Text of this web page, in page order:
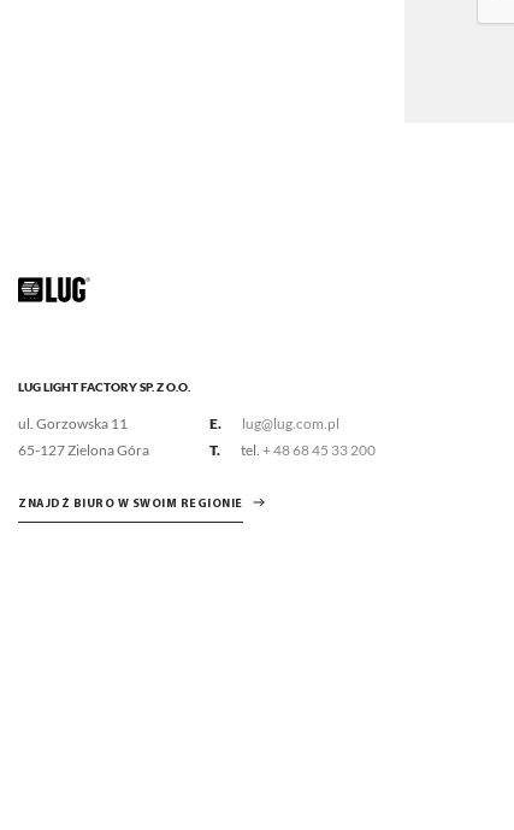
LUG LIGHT FACTORY SP. Z O.O.
ul. Gorzowska 11
65-127 Zielona Góra
E.
lug@lug.com.pl
T.
tel. + 48 68 45 33 200
ZNAJDŹ BIURO W SWOIM REGIONIE